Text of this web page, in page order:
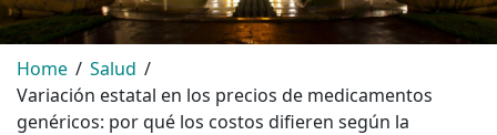
Home
Salud
Variación estatal en los precios de medicamentos
genéricos: por qué los costos difieren según la